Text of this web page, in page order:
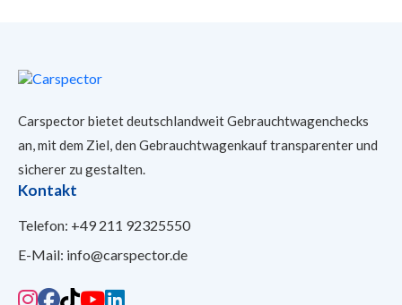
Carspector bietet deutschlandweit Gebrauchtwagenchecks
an, mit dem Ziel, den Gebrauchtwagenkauf transparenter und
sicherer zu gestalten.
Kontakt
Telefon: +49 211 92325550
E-Mail: info@carspector.de